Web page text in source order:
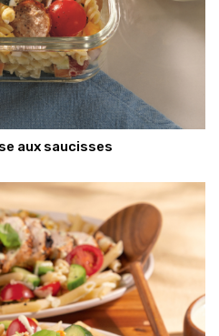
aux saucisses